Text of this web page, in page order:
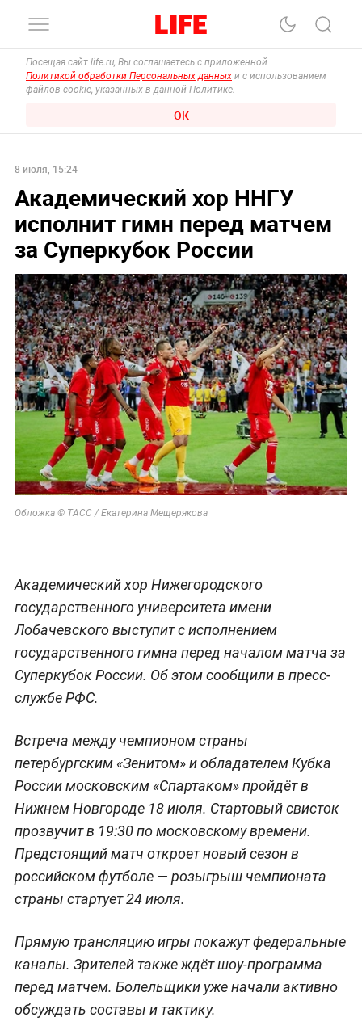
Посещая сайт life.ru, Вы соглашаетесь с приложенной
Политикой обработки Персональных данных и с использованием
файлов cookie, указанных в данной Политике.
ОК
8 июля, 15:24
Академический хор ННГУ
исполнит гимн перед матчем
за Суперкубок России
Обложка © ТАСС / Екатерина Мещерякова
Академический хор Нижегородского
государственного университета имени
Лобачевского выступит с исполнением
государственного гимна перед началом матча за
Суперкубок России. Об этом сообщили в пресс-
службе РФС.
Встреча между чемпионом страны
петербургским «Зенитом» и обладателем Кубка
России московским «Спартаком» пройдёт в
Нижнем Новгороде 18 июля. Стартовый свисток
прозвучит в 19:30 по московскому времени.
Предстоящий матч откроет новый сезон в
российском футболе — розыгрыш чемпионата
страны стартует 24 июля.
Прямую трансляцию игры покажут федеральные
каналы. Зрителей также ждёт шоу-программа
перед матчем. Болельщики уже начали активно
обсуждать составы и тактику.